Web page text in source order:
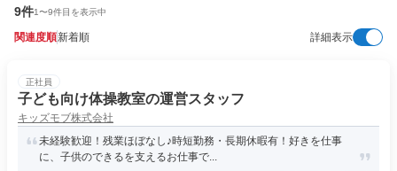
9件1〜9件目を表示中
関連度順新着順 詳細表示
正社員
子ども向け体操教室の運営スタッフ
キッズモブ株式会社
未経験歓迎！残業ほぼなし♪時短勤務・長期休暇有！好きを仕事
に、子供のできるを支えるお仕事で...